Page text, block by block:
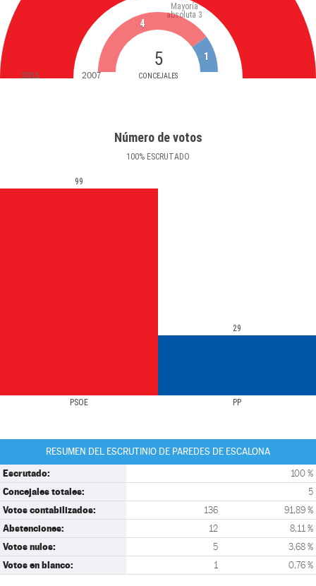
5
CONCEJALES
Mayoría
absoluta 3
4
1
2011 2007
Número de votos
100% ESCRUTADO
PSOE PP
99
29
RESUMEN DEL ESCRUTINIO DE PAREDES DE ESCALONA
Escrutado: 100 %
Concejales totales: 5
Votos contabilizados: 136 91,89 %
Abstenciones: 12 8,11 %
Votos nulos: 5 3,68 %
Votos en blanco: 1 0,76 %